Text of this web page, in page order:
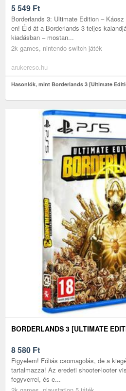
5 549 Ft
Borderlands 3: Ultimate Edition –
en! Éld át a Borderlands 3 teljes
kiadásban – mostan...
2k games, nintendo switch játék
arukereso.hu
Hasonlók, mint Borderlands 3 [Ultimate
BORDERLANDS 3 [ULTIMATE
8 580 Ft
Figyelem! Fóliás csomagolás, de a
tartalmazza! Az eredeti shooter-looter
fegyverrel, és e...